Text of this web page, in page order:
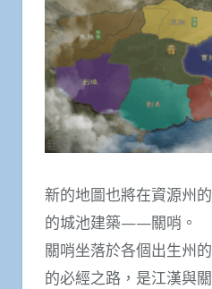
新的地圖也將在資源州
的城池建築——關哨。
關哨坐落於各個出生州
的必經之路，是江漢與